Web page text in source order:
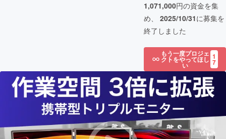
1,071,000円の資金を集
め、 2025/10/31に募集を
終了しました
もう一度プロジェ
クトをやってほし
い
1
7